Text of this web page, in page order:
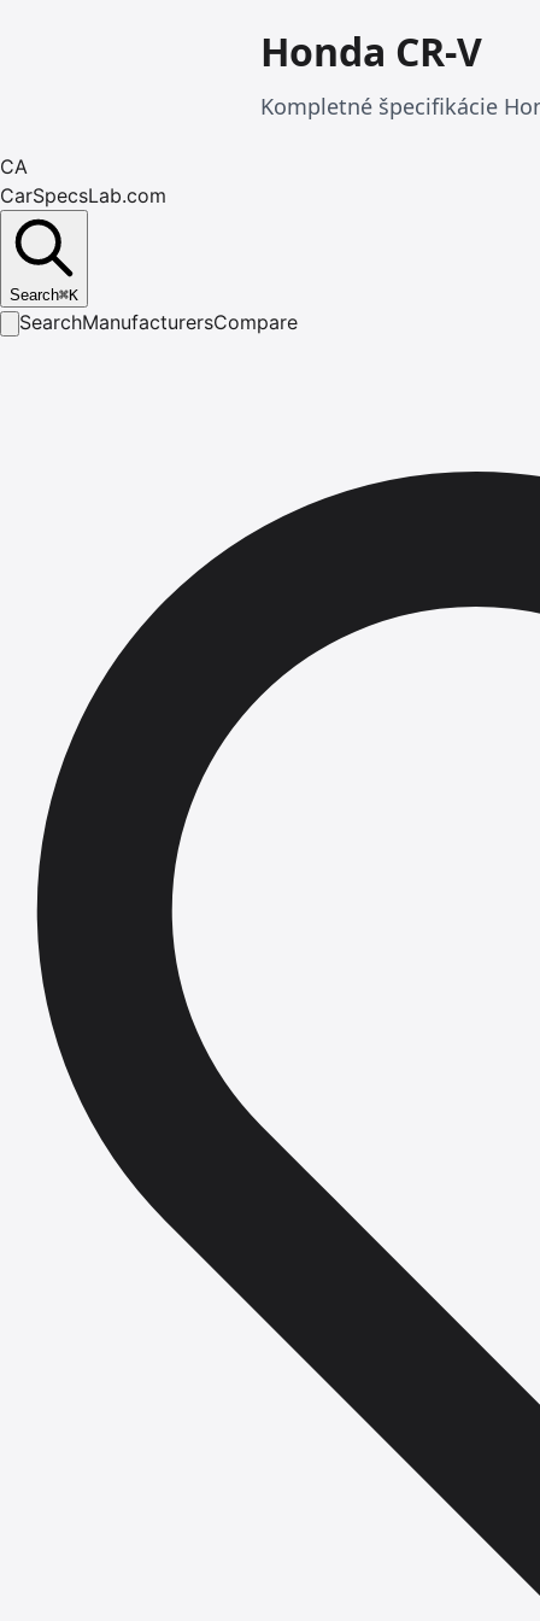
Honda CR-V
Kompletné špecifikácie
CA
CarSpecsLab.com
Search⌘K
SearchManufacturersCompare